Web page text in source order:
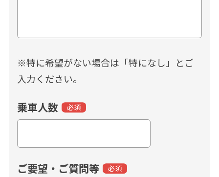
※特に希望がない場合は「特になし」とご
入力ください。
乗車人数 必須
ご要望・ご質問等 必須